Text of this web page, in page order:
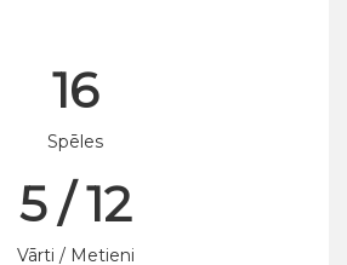
16
Spēles
5 / 12
Vārti / Metieni